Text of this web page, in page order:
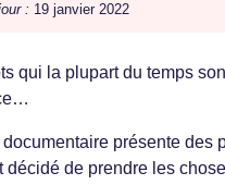
: 19 janvier 2022
qui la plupart du temps
présente des
de prendre les